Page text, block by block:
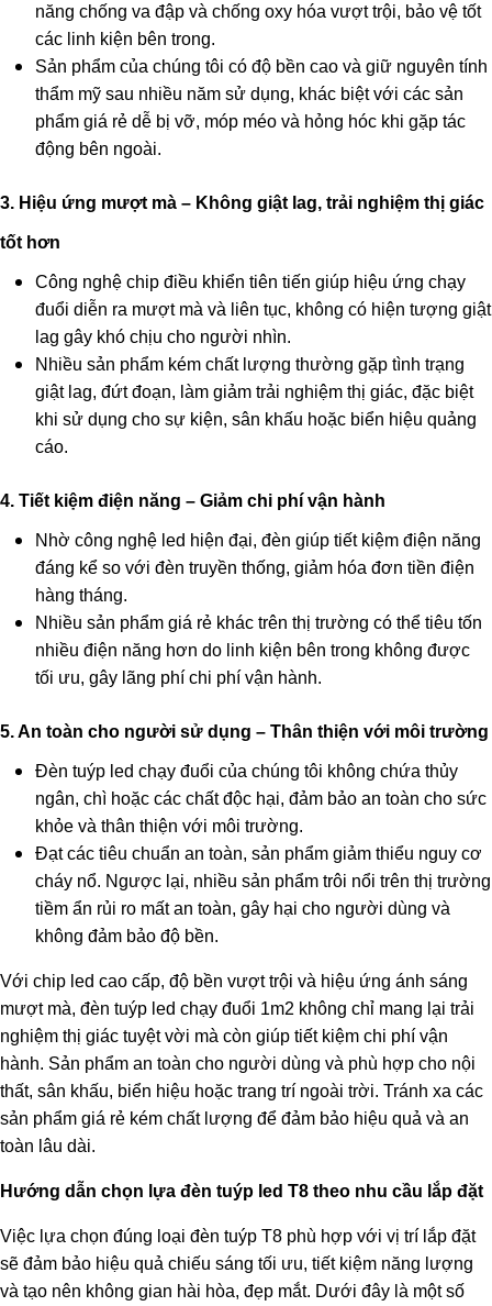
năng chống va đập và chống oxy hóa vượt trội, bảo vệ tốt
các linh kiện bên trong.
Sản phẩm của chúng tôi có độ bền cao và giữ nguyên tính
thẩm mỹ sau nhiều năm sử dụng, khác biệt với các sản
phẩm giá rẻ dễ bị vỡ, móp méo và hỏng hóc khi gặp tác
động bên ngoài.
3. Hiệu ứng mượt mà – Không giật lag, trải nghiệm thị giác
tốt hơn
Công nghệ chip điều khiển tiên tiến giúp hiệu ứng chạy
đuổi diễn ra mượt mà và liên tục, không có hiện tượng giật
lag gây khó chịu cho người nhìn.
Nhiều sản phẩm kém chất lượng thường gặp tình trạng
giật lag, đứt đoạn, làm giảm trải nghiệm thị giác, đặc biệt
khi sử dụng cho sự kiện, sân khấu hoặc biển hiệu quảng
cáo.
4. Tiết kiệm điện năng – Giảm chi phí vận hành
Nhờ công nghệ led hiện đại, đèn giúp tiết kiệm điện năng
đáng kể so với đèn truyền thống, giảm hóa đơn tiền điện
hàng tháng.
Nhiều sản phẩm giá rẻ khác trên thị trường có thể tiêu tốn
nhiều điện năng hơn do linh kiện bên trong không được
tối ưu, gây lãng phí chi phí vận hành.
5. An toàn cho người sử dụng – Thân thiện với môi trường
Đèn tuýp led chạy đuổi của chúng tôi không chứa thủy
ngân, chì hoặc các chất độc hại, đảm bảo an toàn cho sức
khỏe và thân thiện với môi trường.
Đạt các tiêu chuẩn an toàn, sản phẩm giảm thiểu nguy cơ
cháy nổ. Ngược lại, nhiều sản phẩm trôi nổi trên thị trường
tiềm ẩn rủi ro mất an toàn, gây hại cho người dùng và
không đảm bảo độ bền.
Với chip led cao cấp, độ bền vượt trội và hiệu ứng ánh sáng
mượt mà, đèn tuýp led chạy đuổi 1m2 không chỉ mang lại trải
nghiệm thị giác tuyệt vời mà còn giúp tiết kiệm chi phí vận
hành. Sản phẩm an toàn cho người dùng và phù hợp cho nội
thất, sân khấu, biển hiệu hoặc trang trí ngoài trời. Tránh xa các
sản phẩm giá rẻ kém chất lượng để đảm bảo hiệu quả và an
toàn lâu dài.
Hướng dẫn chọn lựa đèn tuýp led T8 theo nhu cầu lắp đặt
Việc lựa chọn đúng loại đèn tuýp T8 phù hợp với vị trí lắp đặt
sẽ đảm bảo hiệu quả chiếu sáng tối ưu, tiết kiệm năng lượng
và tạo nên không gian hài hòa, đẹp mắt. Dưới đây là một số